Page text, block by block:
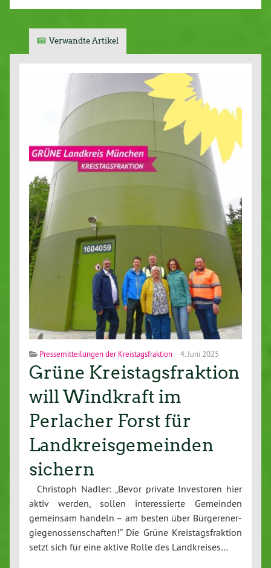
Verwandte Artikel
Pressemitteilungen der Kreistagsfraktion 4. Juni 2025
Grüne Kreistagsfraktion
will Windkraft im
Perlacher Forst für
Landkreisgemeinden
sichern
Christoph Nadler: „Bevor private In­ves­to­ren hier
aktiv werden, sollen in­ter­es­sier­te Gemeinden
gemeinsam handeln – am besten über Bür­ge­r­ener­
gie­ge­nos­sen­schaf­ten!” Die Grüne Kreis­tags­frak­ti­on
setzt sich für eine aktive Rolle des Land­krei­ses…